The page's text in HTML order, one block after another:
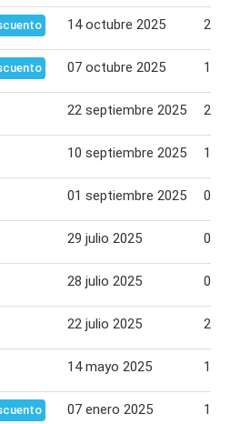
14 octubre 2025 21
07 octubre 2025 14
22 septiembre 2025 22
10 septiembre 2025 17
01 septiembre 2025 09
29 julio 2025 04
28 julio 2025 04
22 julio 2025 28
14 mayo 2025 19
07 enero 2025 13